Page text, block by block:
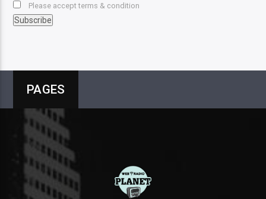
Please accept terms & condition
PAGES